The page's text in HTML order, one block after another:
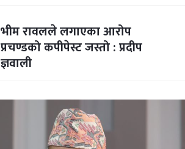
भीम रावलले लगाएका आरोप
प्रचण्डको कपीपेस्ट जस्तो : प्रदीप
ज्ञवाली